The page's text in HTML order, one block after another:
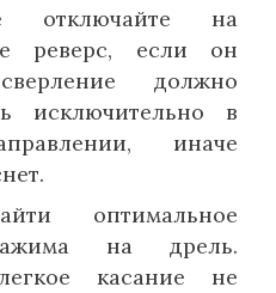
отключайте на
реверс, если он
должно
исключительно в
иначе
оптимальное
на дрель.
касание не